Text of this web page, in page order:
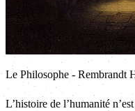
Le Philosophe - Rembrandt
L’histoire de l’humanité